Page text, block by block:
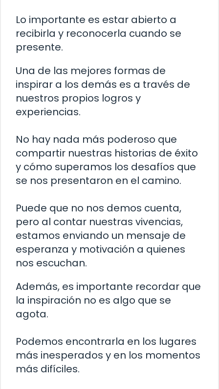
Lo importante es estar abierto a
recibirla y reconocerla cuando se
presente.
Una de las mejores formas de
inspirar a los demás es a través de
nuestros propios logros y
experiencias.
No hay nada más poderoso que
compartir nuestras historias de éxito
y cómo superamos los desafíos que
se nos presentaron en el camino.
Puede que no nos demos cuenta,
pero al contar nuestras vivencias,
estamos enviando un mensaje de
esperanza y motivación a quienes
nos escuchan.
Además, es importante recordar que
la inspiración no es algo que se
agota.
Podemos encontrarla en los lugares
más inesperados y en los momentos
más difíciles.